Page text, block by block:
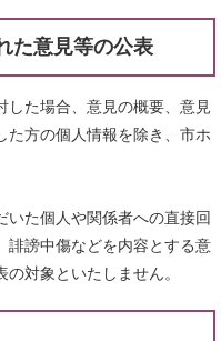
た意見等の公表
た場合、意見の概要、意見
た方の個人情報を除き、市ホ
た個人や関係者への直接回
誹謗中傷などを内容とする意
対象といたしません。